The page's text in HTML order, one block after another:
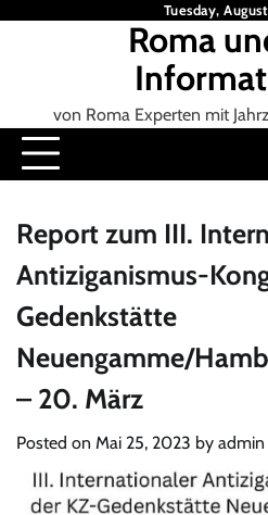
Tuesday,
Roma
von Roma Experten mit
Report zum III.
Antiziganismus-
Gedenkstätte
Neuengamme/
– 20. März
Posted on Mai 25, 2023 by admin